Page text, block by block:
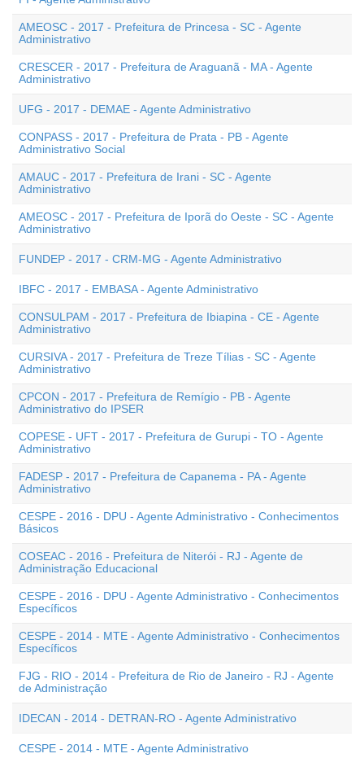
AMEOSC - 2017 - Prefeitura de Princesa - SC - Agente
Administrativo
CRESCER - 2017 - Prefeitura de Araguanã - MA - Agente
Administrativo
UFG - 2017 - DEMAE - Agente Administrativo
CONPASS - 2017 - Prefeitura de Prata - PB - Agente
Administrativo Social
AMAUC - 2017 - Prefeitura de Irani - SC - Agente
Administrativo
AMEOSC - 2017 - Prefeitura de Iporã do Oeste - SC - Agente
Administrativo
FUNDEP - 2017 - CRM-MG - Agente Administrativo
IBFC - 2017 - EMBASA - Agente Administrativo
CONSULPAM - 2017 - Prefeitura de Ibiapina - CE - Agente
Administrativo
CURSIVA - 2017 - Prefeitura de Treze Tílias - SC - Agente
Administrativo
CPCON - 2017 - Prefeitura de Remígio - PB - Agente
Administrativo do IPSER
COPESE - UFT - 2017 - Prefeitura de Gurupi - TO - Agente
Administrativo
FADESP - 2017 - Prefeitura de Capanema - PA - Agente
Administrativo
CESPE - 2016 - DPU - Agente Administrativo - Conhecimentos
Básicos
COSEAC - 2016 - Prefeitura de Niterói - RJ - Agente de
Administração Educacional
CESPE - 2016 - DPU - Agente Administrativo - Conhecimentos
Específicos
CESPE - 2014 - MTE - Agente Administrativo - Conhecimentos
Específicos
FJG - RIO - 2014 - Prefeitura de Rio de Janeiro - RJ - Agente
de Administração
IDECAN - 2014 - DETRAN-RO - Agente Administrativo
CESPE - 2014 - MTE - Agente Administrativo